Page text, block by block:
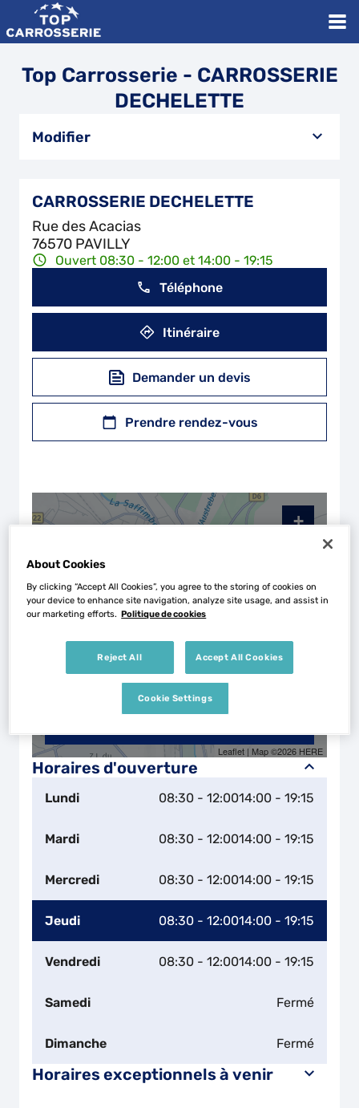
Top Carrosserie - CARROSSERIE
DECHELETTE
Modifier
CARROSSERIE DECHELETTE
Rue des Acacias
76570 PAVILLY
Ouvert 08:30 - 12:00 et 14:00 - 19:15
Téléphone
Itinéraire
Demander un devis
Prendre rendez-vous
Horaires d'ouverture
Lundi 08:30 - 12:0014:00 - 19:15
Mardi 08:30 - 12:0014:00 - 19:15
Mercredi 08:30 - 12:0014:00 - 19:15
Jeudi 08:30 - 12:0014:00 - 19:15
Vendredi 08:30 - 12:0014:00 - 19:15
Samedi Fermé
Dimanche Fermé
Horaires exceptionnels à venir
+
Leaflet | Map ©2026 HERE
About Cookies
By clicking “Accept All Cookies”, you agree to the storing of cookies on
your device to enhance site navigation, analyze site usage, and assist in
our marketing efforts. Politique de cookies
Reject All Accept All Cookies
Cookie Settings